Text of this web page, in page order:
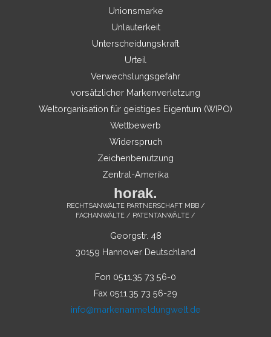
Unionsmarke
Unlauterkeit
Unterscheidungskraft
Urteil
Verwechslungsgefahr
vorsätzlicher Markenverletzung
Weltorganisation für geistiges Eigentum (WIPO)
Wettbewerb
Widerspruch
Zeichenbenutzung
Zentral-Amerika
horak.
RECHTSANWÄLTE PARTNERSCHAFT MBB /
FACHANWÄLTE / PATENTANWÄLTE /
Georgstr. 48
30159 Hannover Deutschland
Fon 0511.35 73 56-0
Fax 0511.35 73 56-29
info@markenanmeldungwelt.de